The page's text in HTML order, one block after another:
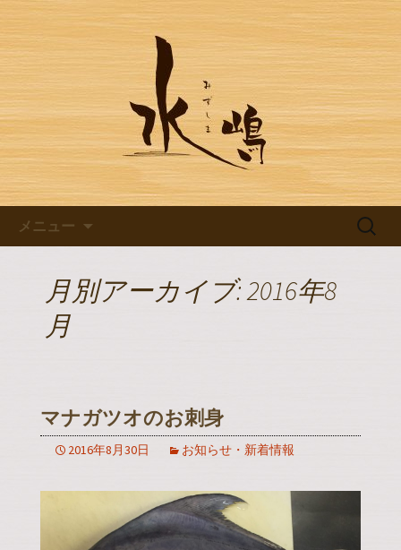
豊田市浄水の【水嶋】のブログ
豊田市浄水の【水嶋】のブログです
メニュー
検
月別アーカイブ: 2016年8
月
マナガツオのお刺身
2016年8月30日 お知らせ・新着情報